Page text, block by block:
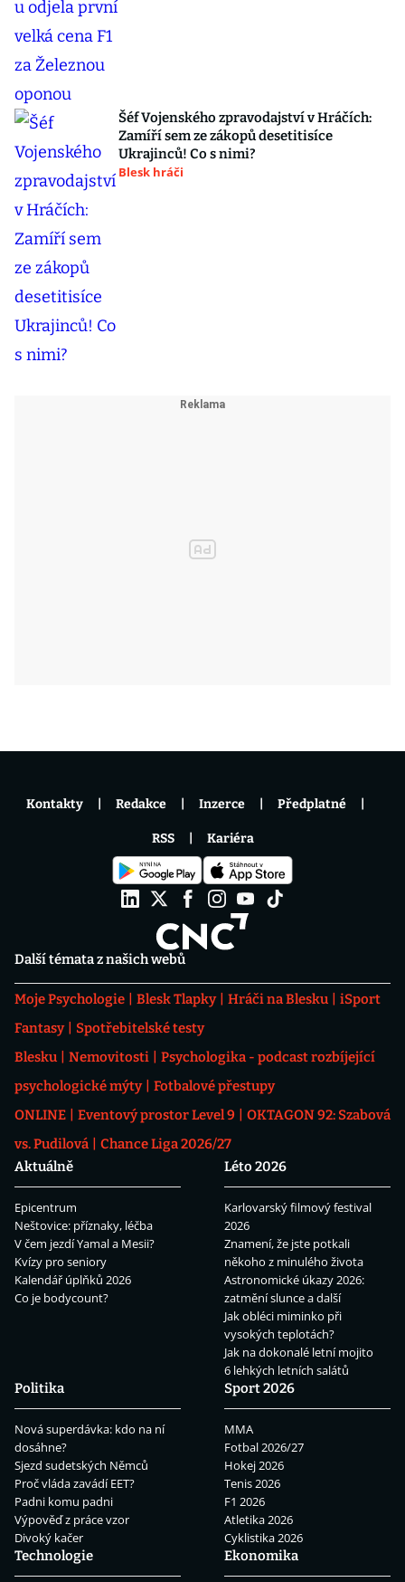
Šéf Vojenského zpravodajství v Hráčích:
Zamíří sem ze zákopů desetitisíce
Ukrajinců! Co s nimi?
Blesk hráči
Další témata z našich webů
Moje Psychologie Blesk Tlapky Hráči na Blesku
iSport
Fantasy
Spotřebitelské testy
Blesku
Nemovitosti
Psychologika - podcast rozbíjející
psychologické mýty
Fotbalové přestupy
ONLINE
Eventový prostor Level 9
OKTAGON 92: Szabová
vs. Pudilová
Chance Liga 2026/27
Aktuálně
Epicentrum
Neštovice: příznaky, léčba
V čem jezdí Yamal a Mesii?
Kvízy pro seniory
Kalendář úplňků 2026
Co je bodycount?
Léto 2026
Karlovarský filmový festival
2026
Znamení, že jste potkali
někoho z minulého života
Astronomické úkazy 2026:
zatmění slunce a další
Jak obléci miminko při
vysokých teplotách?
Jak na dokonalé letní mojito
6 lehkých letních salátů
Politika
Nová superdávka: kdo na ní
dosáhne?
Sjezd sudetských Němců
Proč vláda zavádí EET?
Padni komu padni
Výpověď z práce vzor
Divoký kačer
Sport 2026
MMA
Fotbal 2026/27
Hokej 2026
Tenis 2026
F1 2026
Atletika 2026
Cyklistika 2026
Technologie
Ekonomika
Kontakty Redakce Inzerce Předplatné
RSS Kariéra